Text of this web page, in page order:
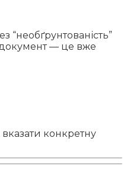
— це вже
конкретну